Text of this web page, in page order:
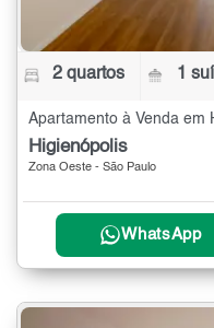
2 quartos 1
Apartamento à Venda em
Higienópolis
Zona Oeste - São Paulo
WhatsApp